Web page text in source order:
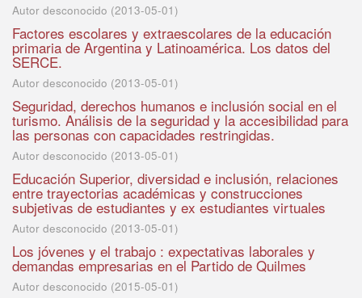
Autor desconocido (2013-05-01)
Factores escolares y extraescolares de la educación
primaria de Argentina y Latinoamérica. Los datos del
SERCE.
Autor desconocido (2013-05-01)
Seguridad, derechos humanos e inclusión social en el
turismo. Análisis de la seguridad y la accesibilidad para
las personas con capacidades restringidas.
Autor desconocido (2013-05-01)
Educación Superior, diversidad e inclusión, relaciones
entre trayectorias académicas y construcciones
subjetivas de estudiantes y ex estudiantes virtuales
Autor desconocido (2013-05-01)
Los jóvenes y el trabajo : expectativas laborales y
demandas empresarias en el Partido de Quilmes
Autor desconocido (2015-05-01)